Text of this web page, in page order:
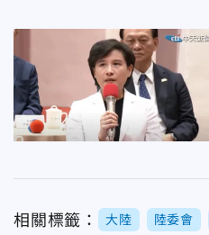
相關標籤： 大陸 陸委會